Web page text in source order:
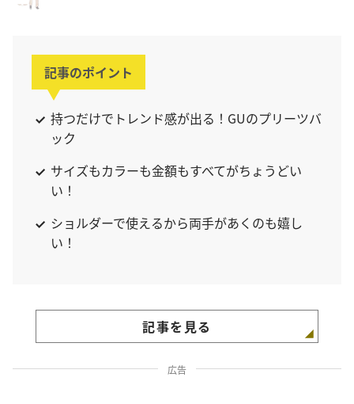
記事のポイント
持つだけでトレンド感が出る！GUのプリーツバ
ック
サイズもカラーも金額もすべてがちょうどい
い！
ショルダーで使えるから両手があくのも嬉し
い！
記事を見る
広告